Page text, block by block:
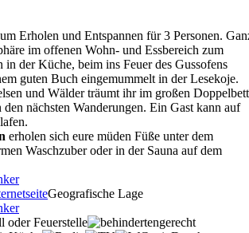
Erholen und Entspannen für 3 Personen.
im offenen Wohn- und Essbereich zum
der Küche, beim ins Feuer des Gussofens
guten Buch eingemummelt in der Lesekoje.
und Wälder träumt ihr im großen Doppelbett
nächsten Wanderungen. Ein Gast kann auf
erholen sich eure müden Füße unter dem
Waschzuber oder in der Sauna auf dem
Geografische Lage